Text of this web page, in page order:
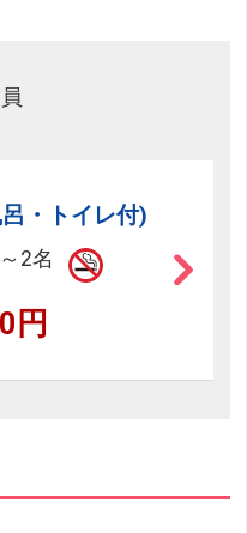
・トイレ付)
2名
円